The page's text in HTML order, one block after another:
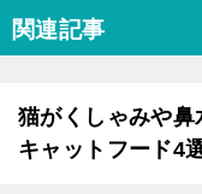
関連記事
猫がくしゃみや
キャットフード4